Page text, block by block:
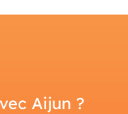
Aijun ?